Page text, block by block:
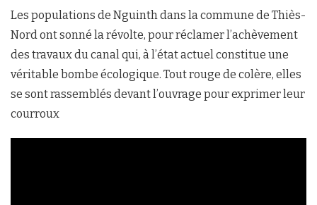
Les populations de Nguinth dans la commune de Thiès-
Nord ont sonné la révolte, pour réclamer l’achèvement
des travaux du canal qui, à l’état actuel constitue une
véritable bombe écologique. Tout rouge de colère, elles
se sont rassemblés devant l’ouvrage pour exprimer leur
courroux